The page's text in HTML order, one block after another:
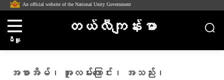
An official website of the National Unity Government
မီနူး
တယ်လီကျန်းမာ
အစာအိမ်၊ အူလမ်းကြောင်း၊ အသည်း၊